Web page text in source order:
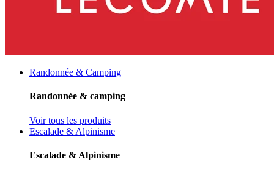
Randonnée & Camping
Randonnée & camping
Voir tous les produits
Escalade & Alpinisme
Escalade & Alpinisme